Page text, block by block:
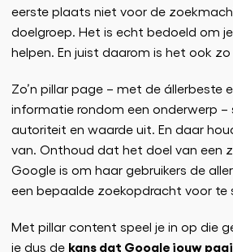
eerste plaats niet voor de
doelgroep. Het is echt bedoeld om
helpen. En juist daarom is het ook zo
Zo’n pillar page – met de állerbeste
informatie rondom een onderwerp –
autoriteit en waarde uit. En daar
van. Onthoud dat het doel van een
Google is om haar gebruikers de
een bepaalde zoekopdracht voor te
Met pillar content speel je in op die
je dus de kans dat Google jouw